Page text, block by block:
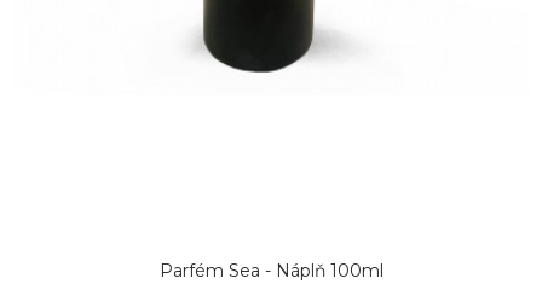
Parfém Sea - Náplň 100ml